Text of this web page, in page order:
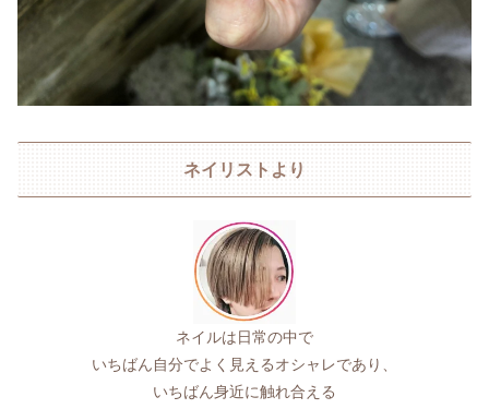
ネイリストより
ネイルは日常の中で
いちばん自分でよく見えるオシャレであり、
いちばん身近に触れ合える